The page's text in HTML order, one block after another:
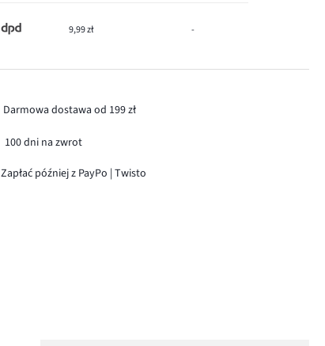
9,99 zł -
Darmowa dostawa od 199 zł
100 dni na zwrot
Zapłać później z PayPo | Twisto